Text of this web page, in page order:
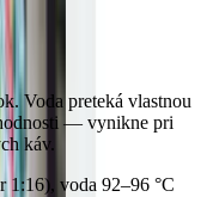
Voda preteká vlastnou
— vynikne pri
káv.
1:16), voda 92–96 °C